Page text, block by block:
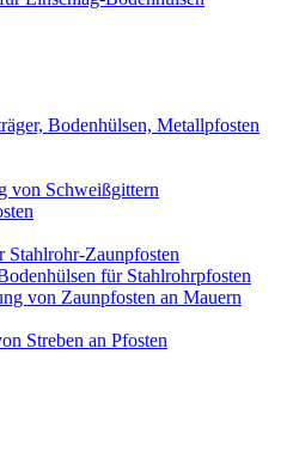
Bodenhülsen, Metallpfosten
von Schweißgittern
Stahlrohr-Zaunpfosten
für Stahlrohrpfosten
von Zaunpfosten an Mauern
Streben an Pfosten